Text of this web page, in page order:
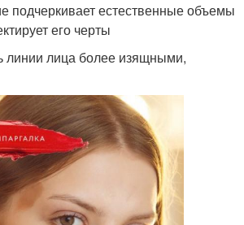
подчеркивает естественные объемы
его черты
линии лица более изящными,